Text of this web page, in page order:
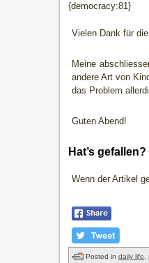
{democracy:81}
Vielen Dank für
Meine
andere Art von
das Problem
Guten Abend!
Hat’s gefallen?
Wenn der Artikel
Posted in daily life